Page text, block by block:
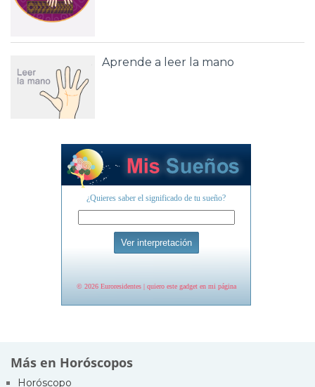
Aprende a leer la mano
Más en Horóscopos
Horóscopo